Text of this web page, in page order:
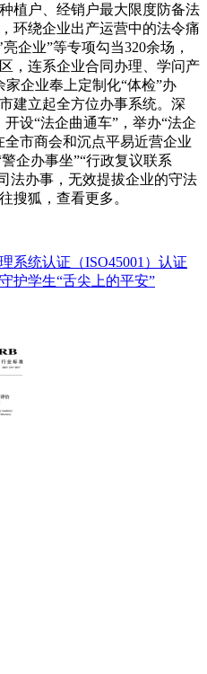
植户、经销户最大限度防备法
环绕企业出产运营中的法令痛
企业”等专项勾当320余场，
，连系企业合同办理、学问产
企业奉上定制化“体检”办
建立起全方位办事系统。深
设“法企曲通车”，举办“法企
市商会和沉点平易近营企业
企办事坐”“行政复议联系
法办事，无效提拔企业的守法
搜狐，查看更多。
系统认证（ISO45001）认证
护学生“舌尖上的平安”